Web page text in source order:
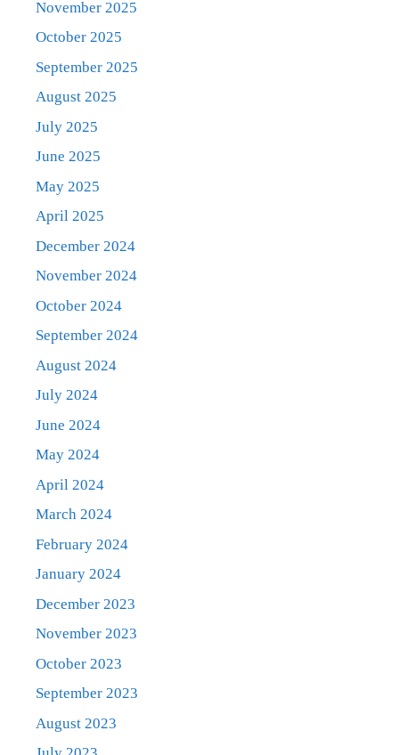
November 2025
October 2025
September 2025
August 2025
July 2025
June 2025
May 2025
April 2025
December 2024
November 2024
October 2024
September 2024
August 2024
July 2024
June 2024
May 2024
April 2024
March 2024
February 2024
January 2024
December 2023
November 2023
October 2023
September 2023
August 2023